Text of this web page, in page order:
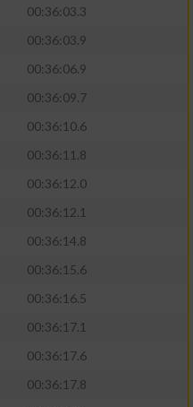
00:36:03.3
00:36:03.9
00:36:06.9
00:36:09.7
00:36:10.6
00:36:11.8
00:36:12.0
00:36:12.1
00:36:14.8
00:36:15.6
00:36:16.5
00:36:17.1
00:36:17.6
00:36:17.8